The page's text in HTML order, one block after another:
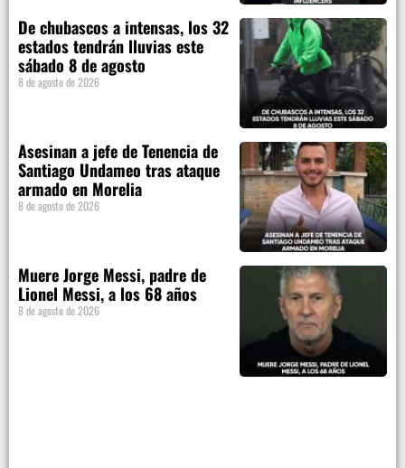
De chubascos a intensas, los 32
estados tendrán lluvias este
sábado 8 de agosto
8 de agosto de 2026
Asesinan a jefe de Tenencia de
Santiago Undameo tras ataque
armado en Morelia
8 de agosto de 2026
Muere Jorge Messi, padre de
Lionel Messi, a los 68 años
8 de agosto de 2026